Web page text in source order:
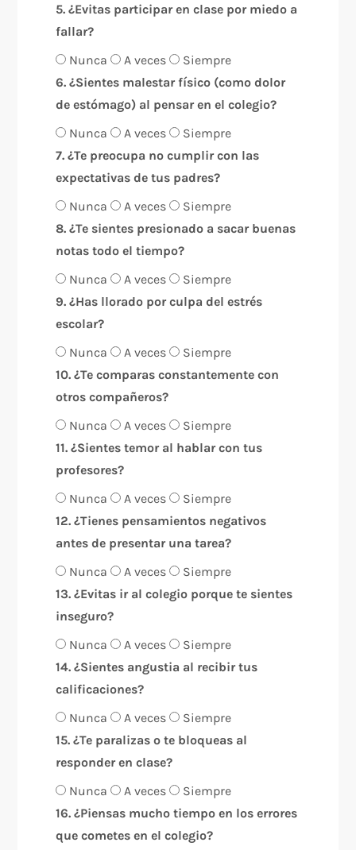
5. ¿Evitas participar en clase por miedo a
fallar?
Nunca
A veces
Siempre
6. ¿Sientes malestar físico (como dolor
de estómago) al pensar en el colegio?
Nunca
A veces
Siempre
7. ¿Te preocupa no cumplir con las
expectativas de tus padres?
Nunca
A veces
Siempre
8. ¿Te sientes presionado a sacar buenas
notas todo el tiempo?
Nunca
A veces
Siempre
9. ¿Has llorado por culpa del estrés
escolar?
Nunca
A veces
Siempre
10. ¿Te comparas constantemente con
otros compañeros?
Nunca
A veces
Siempre
11. ¿Sientes temor al hablar con tus
profesores?
Nunca
A veces
Siempre
12. ¿Tienes pensamientos negativos
antes de presentar una tarea?
Nunca
A veces
Siempre
13. ¿Evitas ir al colegio porque te sientes
inseguro?
Nunca
A veces
Siempre
14. ¿Sientes angustia al recibir tus
calificaciones?
Nunca
A veces
Siempre
15. ¿Te paralizas o te bloqueas al
responder en clase?
Nunca
A veces
Siempre
16. ¿Piensas mucho tiempo en los errores
que cometes en el colegio?